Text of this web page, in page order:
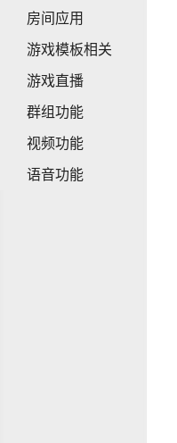
房间应用
游戏模板相关
游戏直播
群组功能
视频功能
语音功能